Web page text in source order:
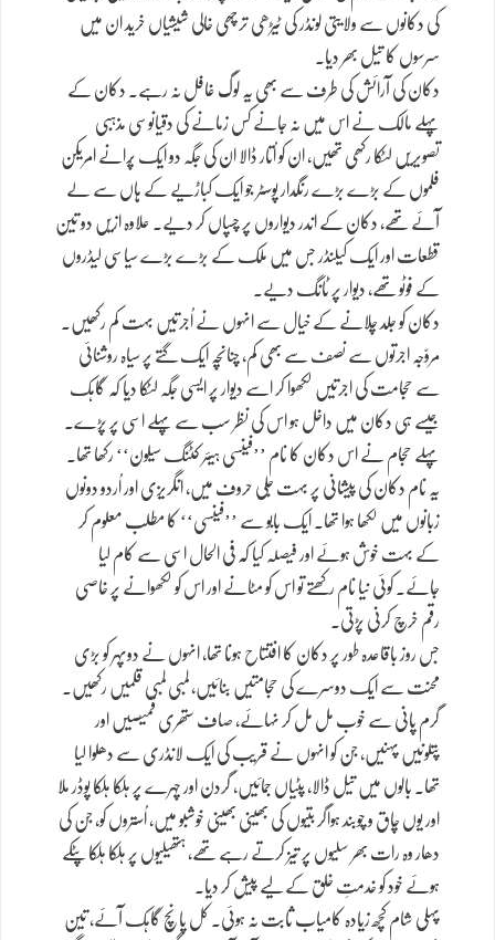
کی دکانوں سے ولایتی لونڈر کی ٹیڑھی ترچھی خالی شیشیاں خرید ان میں
سرسوں کا تیل بھر دیا۔
دکان کی آرائش کی طرف سے بھی یہ لوگ غافل نہ رہے۔ دکان کے
پہلے مالک نے اس میں نہ جانے کس زمانے کی دقیانوسی مذہبی
تصویریں لٹکا رکھی تھیں، ان کو اُتار ڈالا ان کی جگہ دو ایک پُرانے امریکن
فلموں کے بڑے بڑے رنگدار پوسٹر جو ایک کباڑیے کے ہاں سے لے
آئے تھے، دکان کے اندر دیواروں پر چسپاں کر دیے۔ علاوہ ازیں دو تین
قطعات اور ایک کیلنڈر جس میں ملک کے بڑے بڑے سیاسی لیڈروں
کے فوٹو تھے، دیوار پر ٹانگ دیے۔
دکان کو جلد چلانے کے خیال سے انہوں نے اُجرتیں بہت کم رکھیں۔
مروّجہ اجرتوں سے نصف سے بھی کم، چنانچہ ایک گتے پر سیاہ روشنائی
سے حجامت کی اجرتیں لکھوا کر اسے دیوار پر ایسی جگہ لٹکا دیا کہ گاہک
جیسے ہی دکان میں داخل ہو اس کی نظر سب سے پہلے اسی پر پڑے۔
پہلے حجام نے اس دکان کا نام ’’فینسی ہیئر کٹنگ سیلون‘‘ رکھا تھا۔
یہ نام دکان کی پیشانی پر بہت جلی حروف میں، انگریزی اور اُردو دونوں
زبانوں میں لکھا ہوا تھا۔ ایک بابو سے ’’فینسی‘‘ کا مطلب معلوم کر
کے بہت خوش ہوئے اور فیصلہ کیا کہ فی الحال اسی سے کام لیا
جائے۔ کوئی نیا نام رکھتے تو اس کو مٹانے اور اس کو لکھوانے پر خاصی
رقم خرچ کرنی پڑتی۔
جس روز باقاعدہ طور پر دکان کا افتتاح ہونا تھا، انہوں نے دوپہر کو بڑی
محنت سے ایک دوسرے کی حجامتیں بنائیں، لمبی لمبی قلمیں رکھیں۔
گرم پانی سے خوب مل مل کر نہائے، صاف ستھری قمیصیں اور
پتلونیں پہنیں، جن کو انہوں نے قریب کی ایک لانڈری سے دھلوا لیا
تھا۔ بالوں میں تیل ڈالا، پٹیاں جمائیں، گردن اور چہرے پر ہلکا ہلکا پوڈر ملا
اور یوں چاق و چوبند ہواگر بتیوں کی بھینی بھینی خوشبو میں، اُستروں کو، جن کی
دھار وہ رات بھر سلیوں پر تیز کرتے رہے تھے، ہتھیلیوں پر ہلکا ہلکا پٹکے
ہوئے خود کو خدمتِ خلق کے لیے پیش کر دیا۔
پہلی شام کچھ زیادہ کامیاب ثابت نہ ہوئی۔ کل پانچ گاہک آئے، تین